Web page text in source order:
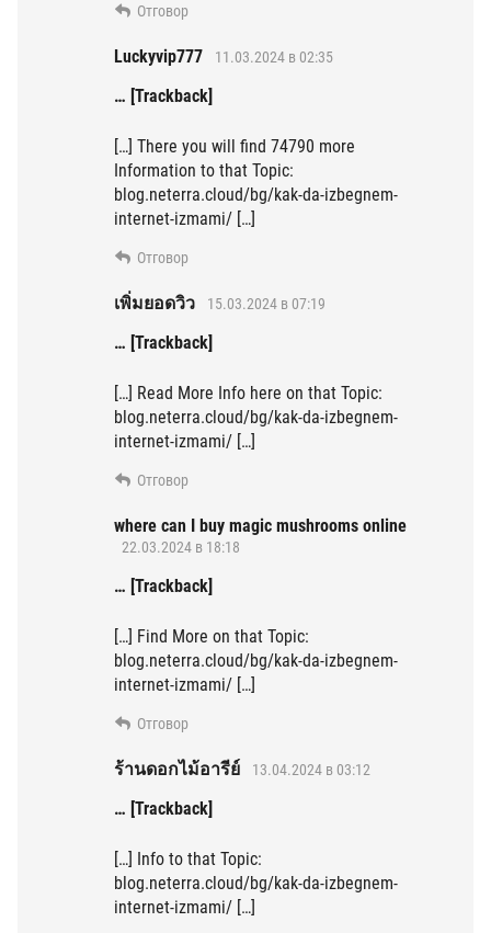
Отговор
Luckyvip777 11.03.2024 в 02:35
… [Trackback]
[…] There you will find 74790 more
Information to that Topic:
blog.neterra.cloud/bg/kak-da-izbegnem-
internet-izmami/ […]
Отговор
เพิ่มยอดวิว 15.03.2024 в 07:19
… [Trackback]
[…] Read More Info here on that Topic:
blog.neterra.cloud/bg/kak-da-izbegnem-
internet-izmami/ […]
Отговор
where can I buy magic mushrooms online
22.03.2024 в 18:18
… [Trackback]
[…] Find More on that Topic:
blog.neterra.cloud/bg/kak-da-izbegnem-
internet-izmami/ […]
Отговор
ร้านดอกไม้อารีย์ 13.04.2024 в 03:12
… [Trackback]
[…] Info to that Topic:
blog.neterra.cloud/bg/kak-da-izbegnem-
internet-izmami/ […]